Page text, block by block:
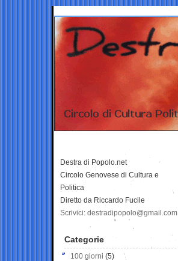
Destra di Popolo.net
Circolo Genovese di Cultura e
Politica
Diretto da Riccardo Fucile
Scrivici: destradipopolo@gmail.com
Categorie
100 giorni (5)